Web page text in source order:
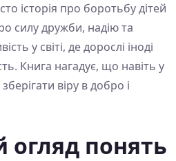
історія про боротьбу дітей
силу дружби, надію та
у світі, де дорослі іноді
Книга нагадує, що навіть у
віру в добро і
понять